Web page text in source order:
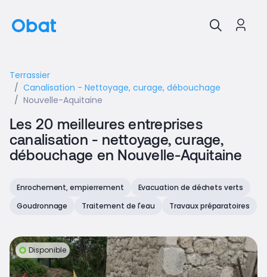
Terrassier
Canalisation - Nettoyage, curage, débouchage
Nouvelle-Aquitaine
Les 20 meilleures entreprises
canalisation - nettoyage, curage,
débouchage en Nouvelle-Aquitaine
Enrochement, empierrement
Evacuation de déchets verts
Goudronnage
Traitement de l'eau Travaux préparatoires
Disponible